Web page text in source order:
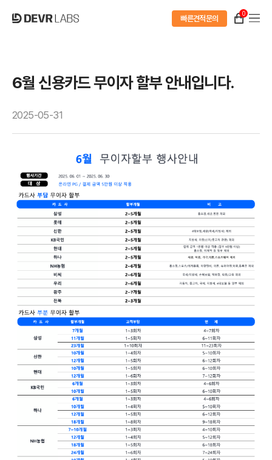
빠른견적문의
0
6월 신용카드 무이자 할부 안내입니다.
2025-05-31